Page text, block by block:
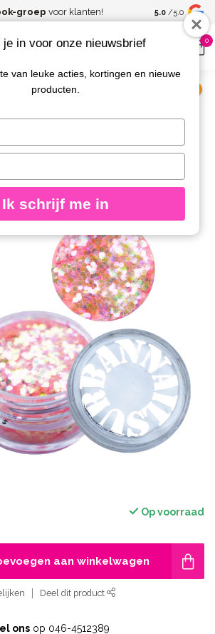
groep voor klanten! Spaar voor
kortingen
5.0 /5.0
0
Glitter 19
19
Op voorraad
aan winkelwagen
Deel dit product
ons op 046-4512389
je in voor onze nieuwsbrief
van leuke acties, kortingen en nieuwe
producten.
Ik schrijf me in